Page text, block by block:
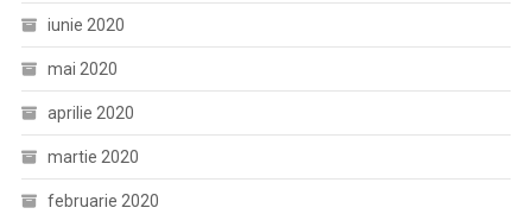
iunie 2020
mai 2020
aprilie 2020
martie 2020
februarie 2020